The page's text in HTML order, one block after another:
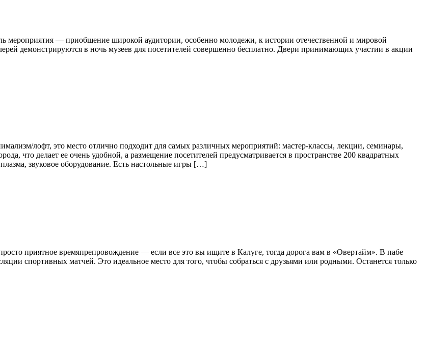
мероприятия — приобщение широкой аудитории, особенно молодежи, к истории отечественной и мировой
демонстрируются в ночь музеев для посетителей совершенно бесплатно. Двери принимающих участии в акции
лофт, это место отлично подходит для самых различных мероприятий: мастер-классы, лекции, семинары,
что делает ее очень удобной, а размещение посетителей предусматривается в пространстве 200 квадратных
звуковое оборудование. Есть настольные игры […]
приятное времяпрепровождение — если все это вы ищите в Калуге, тогда дорога вам в «Овертайм». В пабе
спортивных матчей. Это идеальное место для того, чтобы собраться с друзьями или родными. Останется только